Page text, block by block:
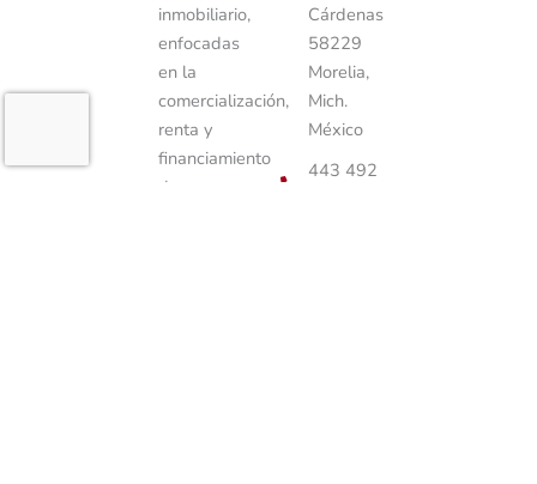
inmobiliario,
enfocadas
en la
comercialización,
renta y
financiamiento
de
Cárdenas
58229
Morelia,
Mich.
México
443 492